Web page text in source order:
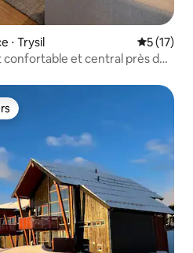
⋅ Trysil
5 (17)
et central près des
plus appréciés